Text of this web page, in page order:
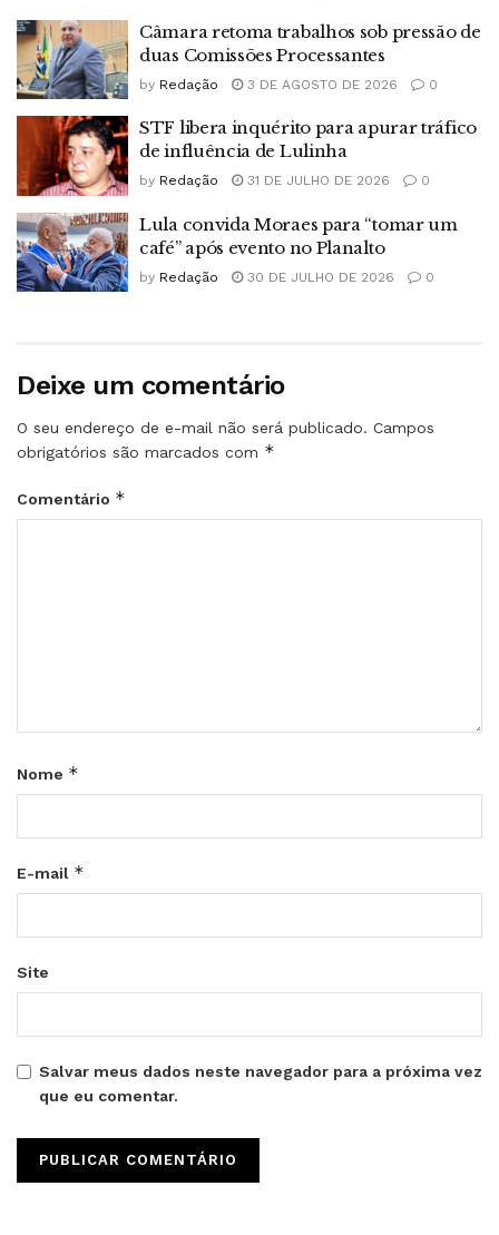
Câmara retoma trabalhos sob pressão de
duas Comissões Processantes
by Redação 3 DE AGOSTO DE 2026 0
STF libera inquérito para apurar tráfico
de influência de Lulinha
by Redação 31 DE JULHO DE 2026 0
Lula convida Moraes para “tomar um
café” após evento no Planalto
by Redação 30 DE JULHO DE 2026 0
Deixe um comentário
O seu endereço de e-mail não será publicado. Campos
obrigatórios são marcados com *
Comentário *
Nome *
E-mail *
Site
Salvar meus dados neste navegador para a próxima vez
que eu comentar.